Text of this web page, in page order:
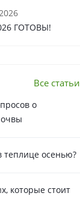
ГОТОВЫ!
Все статьи
о
теплице осенью?
которые стоит